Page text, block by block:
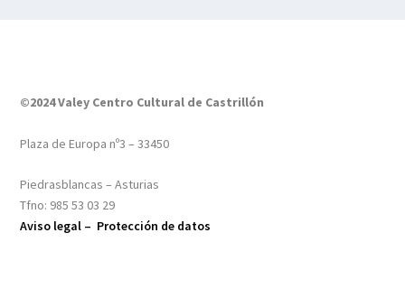
©2024 Valey Centro Cultural de Castrillón
Plaza de Europa nº3 – 33450
Piedrasblancas – Asturias
Tfno: 985 53 03 29
Aviso legal – Protección de datos